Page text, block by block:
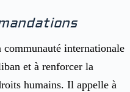
internationale
et à renforcer la
humains. Il appelle à